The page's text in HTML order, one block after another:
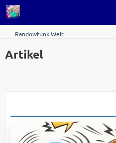
Randowfunk Welt
Artikel